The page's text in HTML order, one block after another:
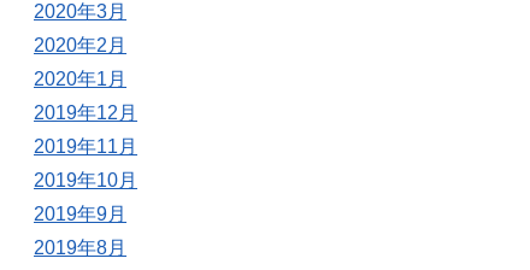
2020年3月
2020年2月
2020年1月
2019年12月
2019年11月
2019年10月
2019年9月
2019年8月